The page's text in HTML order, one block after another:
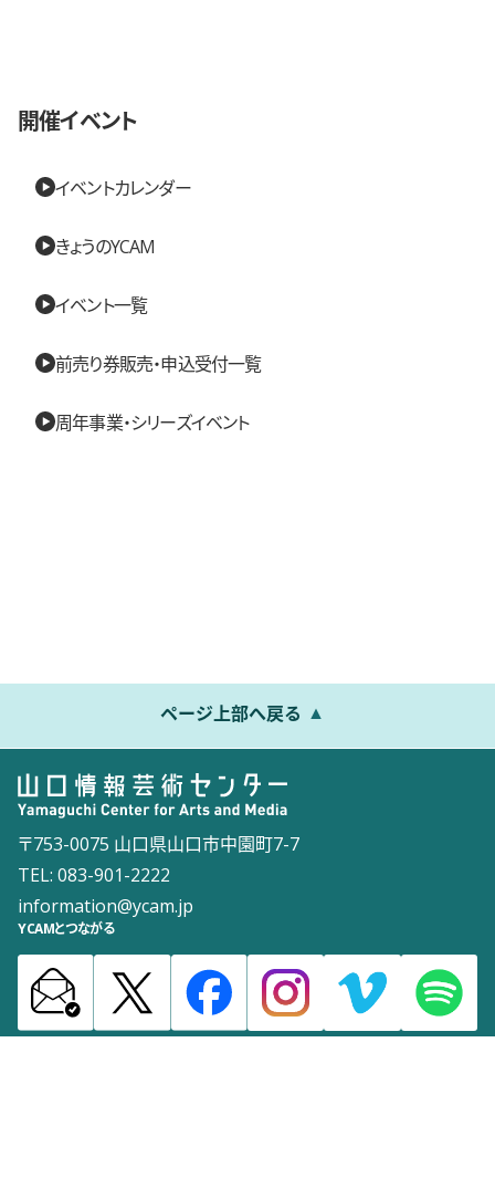
開催イベント
イベントカレンダー
きょうのYCAM
イベント一覧
前売り券販売・申込受付一覧
周年事業・シリーズイベント
ページ上部へ戻る
〒753-0075 山口県山口市中園町7-7
TEL: 083-901-2222
information@ycam.jp
YCAMとつながる